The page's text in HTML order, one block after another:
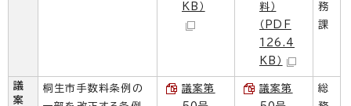
KB）
料）
（PDF
126.4
KB）
務
課
議
案
桐生市手数料条例の
議案第
議案第
総